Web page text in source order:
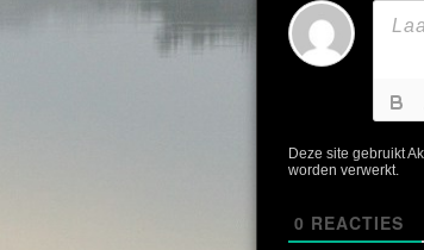
Deze site gebruikt
worden verwerkt.
0 REACTIES